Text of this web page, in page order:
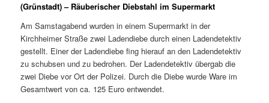
(Grünstadt) – Räuberischer Diebstahl im Supermarkt
Am Samstagabend wurden in einem Supermarkt in der
Kirchheimer Straße zwei Ladendiebe durch einen Ladendetektiv
gestellt. Einer der Ladendiebe fing hierauf an den Ladendetektiv
zu schubsen und zu bedrohen. Der Ladendetektiv übergab die
zwei Diebe vor Ort der Polizei. Durch die Diebe wurde Ware im
Gesamtwert von ca. 125 Euro entwendet.